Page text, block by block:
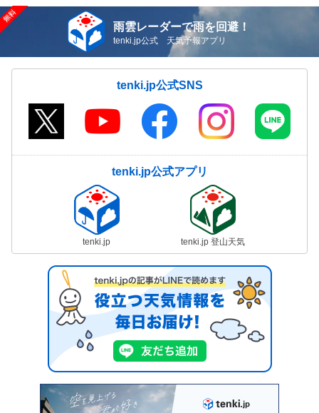
雨雲レーダーで雨を回避！
tenki.jp公式 天気予報アプリ
tenki.jp公式SNS
tenki.jp公式アプリ
tenki.jp tenki.jp 登山天気